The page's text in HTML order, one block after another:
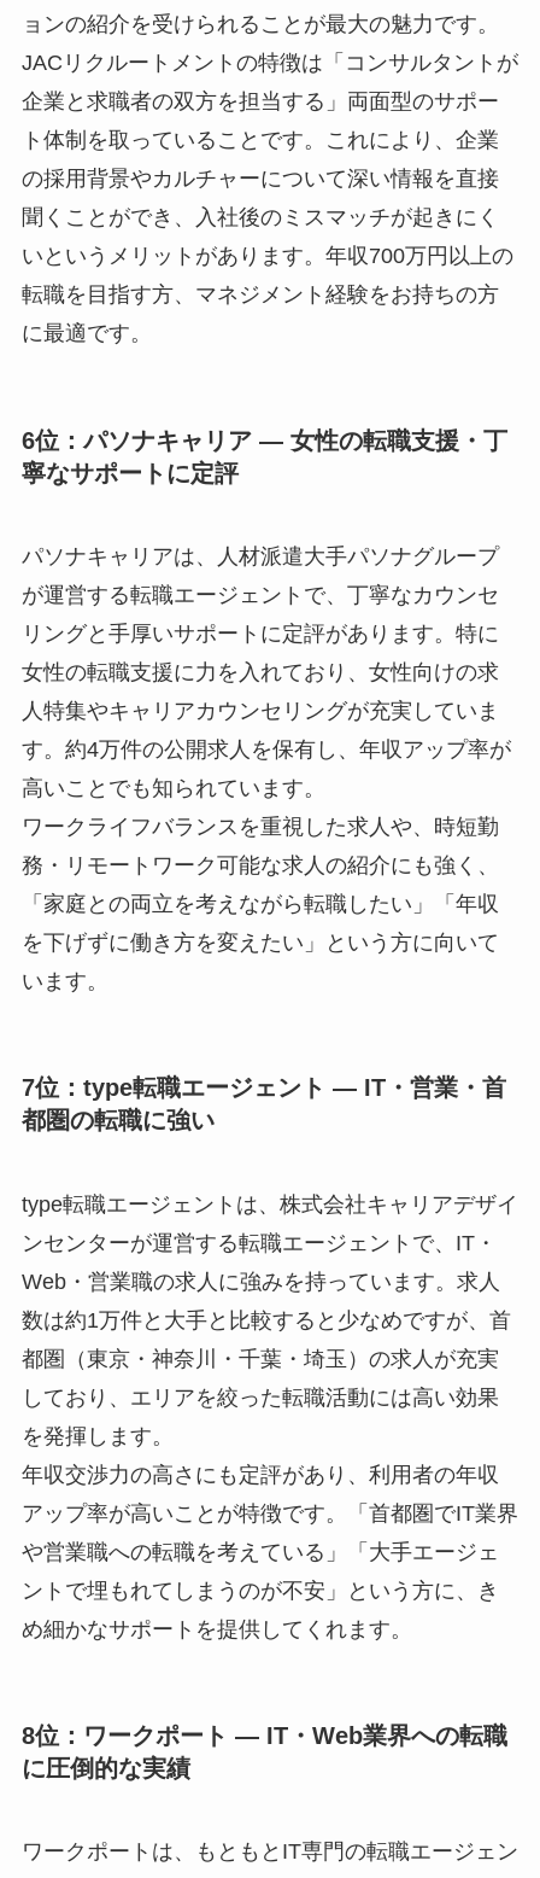
ョンの紹介を受けられることが最大の魅力です。
JACリクルートメントの特徴は「コンサルタントが
企業と求職者の双方を担当する」両面型のサポー
ト体制を取っていることです。これにより、企業
の採用背景やカルチャーについて深い情報を直接
聞くことができ、入社後のミスマッチが起きにく
いというメリットがあります。年収700万円以上の
転職を目指す方、マネジメント経験をお持ちの方
に最適です。
6位：パソナキャリア ― 女性の転職支援・丁
寧なサポートに定評
パソナキャリアは、人材派遣大手パソナグループ
が運営する転職エージェントで、丁寧なカウンセ
リングと手厚いサポートに定評があります。特に
女性の転職支援に力を入れており、女性向けの求
人特集やキャリアカウンセリングが充実していま
す。約4万件の公開求人を保有し、年収アップ率が
高いことでも知られています。
ワークライフバランスを重視した求人や、時短勤
務・リモートワーク可能な求人の紹介にも強く、
「家庭との両立を考えながら転職したい」「年収
を下げずに働き方を変えたい」という方に向いて
います。
7位：type転職エージェント ― IT・営業・首
都圏の転職に強い
type転職エージェントは、株式会社キャリアデザイ
ンセンターが運営する転職エージェントで、IT・
Web・営業職の求人に強みを持っています。求人
数は約1万件と大手と比較すると少なめですが、首
都圏（東京・神奈川・千葉・埼玉）の求人が充実
しており、エリアを絞った転職活動には高い効果
を発揮します。
年収交渉力の高さにも定評があり、利用者の年収
アップ率が高いことが特徴です。「首都圏でIT業界
や営業職への転職を考えている」「大手エージェ
ントで埋もれてしまうのが不安」という方に、き
め細かなサポートを提供してくれます。
8位：ワークポート ― IT・Web業界への転職
に圧倒的な実績
ワークポートは、もともとIT専門の転職エージェン